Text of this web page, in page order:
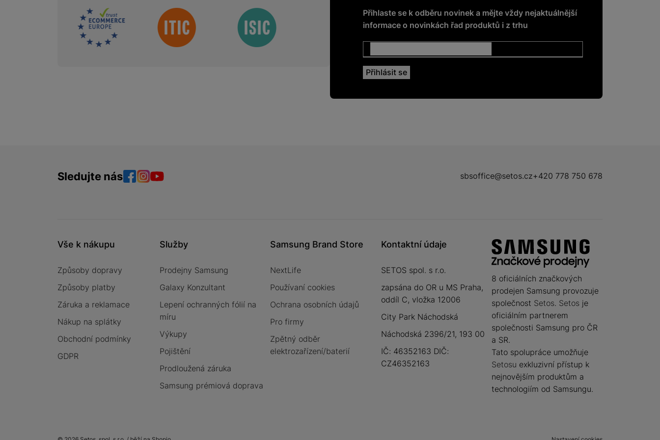
Sdružení
Přihlaste se k odběru novinek a mějte vždy nejaktuálnější
informace o novinkách řad produktů i z trhu
Sledujte nás sbsoffice@setos.cz+420 778 750 678
Vše k nákupu
Způsoby dopravy
Způsoby platby
Záruka a reklamace
Nákup na splátky
Obchodní podmínky
GDPR
Služby
Prodejny Samsung
Galaxy Konzultant
Lepení ochranných fólií na
míru
Výkupy
Pojištění
Prodloužená záruka
Samsung prémiová doprava
Samsung Brand Store
NextLife
Používaní cookies
Ochrana osobních údajů
Pro firmy
Zpětný odběr
elektrozařízení/baterií
Kontaktní údaje
SETOS spol. s r.o.
zapsána do OR u MS Praha,
oddíl C, vložka 12006
City Park Náchodská
Náchodská 2396/21, 193 00
IČ: 46352163 DIČ:
CZ46352163
8 oficiálních značkových
prodejen Samsung provozuje
společnost Setos. Setos je
oficiálním partnerem
společnosti Samsung pro ČR
a SR.
Tato spolupráce umožňuje
Setosu exkluzivní přístup k
nejnovějším produktům a
technologiím od Samsungu.